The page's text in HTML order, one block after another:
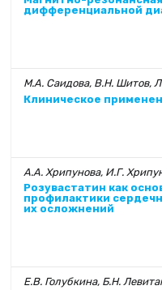
дифференциальной
М.А. Саидова, В.Н. Шитов,
Клиническое
А.А. Хрипунова, И.Г.
Розувастатин как
профилактики
их осложнений
Е.В. Голубкина, Б.Н.